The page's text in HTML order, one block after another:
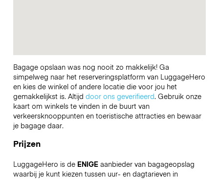
Bagage opslaan was nog nooit zo makkelijk! Ga
simpelweg naar het reserveringsplatform van LuggageHero
en kies de winkel of andere locatie die voor jou het
gemakkelijkst is. Altijd door ons geverifieerd. Gebruik onze
kaart om winkels te vinden in de buurt van
verkeersknooppunten en toeristische attracties en bewaar
je bagage daar.
Prijzen
LuggageHero is de ENIGEaanbieder van bagageopslag
waarbij je kunt kiezen tussen uur- en dagtarieven in